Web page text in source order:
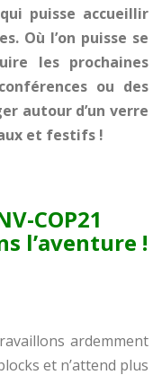
puisse accueillir
Où l’on puisse se
les prochaines
ou des
autour d’un verre
et festifs !
COP21
l’aventure !
ardemment
et n’attend plus